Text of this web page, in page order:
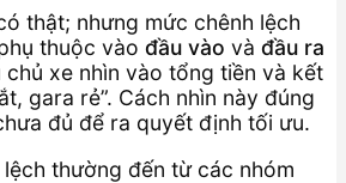
thật; nhưng mức chênh lệch
thuộc vào đầu vào và đầu ra
chủ xe nhìn vào tổng tiền và kết
gara rẻ”. Cách nhìn này đúng
đủ để ra quyết định tối ưu.
thường đến từ các nhóm